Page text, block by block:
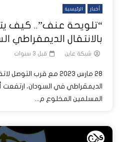
أخبار الرئيسية
“تلويحة عنف”.. كيف
بالانتقال الديمقراطي
شبكة عاين قبل 3 سنوات
28 مارس 2023 مع قرب
الديمقراطي في السودان، ارتفعت
المسلمين المخلوع م...